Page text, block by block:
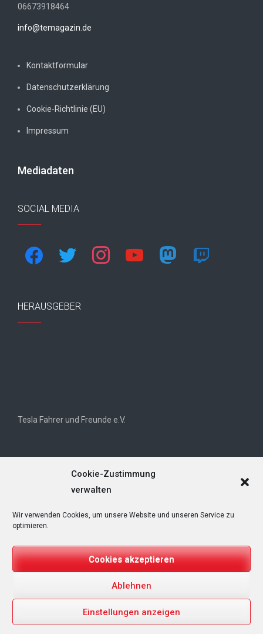
Cookie-Zustimmung
verwalten
Wir verwenden Cookies, um unsere Website und unseren Service zu
optimieren.
Cookies akzeptieren
Ablehnen
Einstellungen anzeigen
06673918464
info@temagazin.de
Kontaktformular
Datenschutzerklärung
Cookie-Richtlinie (EU)
Impressum
Mediadaten
SOCIAL MEDIA
facebook twitter instagram youtube mastodon twitch
HERAUSGEBER
Tesla Fahrer und Freunde e.V.
Tesla Owners Club Helvetia (TOCH)
T&Emagazin – Tesla, E-Mobilität, Regenerative
Designed byFameThemes